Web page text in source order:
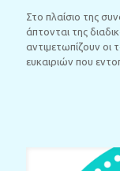
Στο πλαίσιο της
άπτονται της
αντιμετωπίζουν οι
ευκαιριών που